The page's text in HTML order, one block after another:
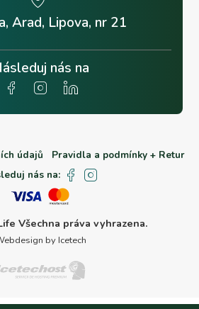
Arad, Lipova, nr 21
nás na
údajů
Pravidla a podmínky + Retur
nás na:
Všechna práva vyhrazena.
by Icetech